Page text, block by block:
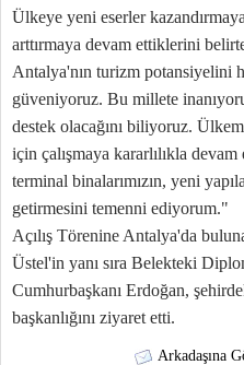
Ülkeye yeni eserler
arttırmaya devam ettiklerini
Antalya'nın turizm potansiyelini
güveniyoruz. Bu millete
destek olacağını biliyoruz.
için çalışmaya kararlılıkla
terminal binalarımızın, yeni
getirmesini temenni ediyorum."
Açılış Törenine Antalya'da
Üstel'in yanı sıra Belekteki
Cumhurbaşkanı Erdoğan,
başkanlığını ziyaret etti.
Arkadaşına